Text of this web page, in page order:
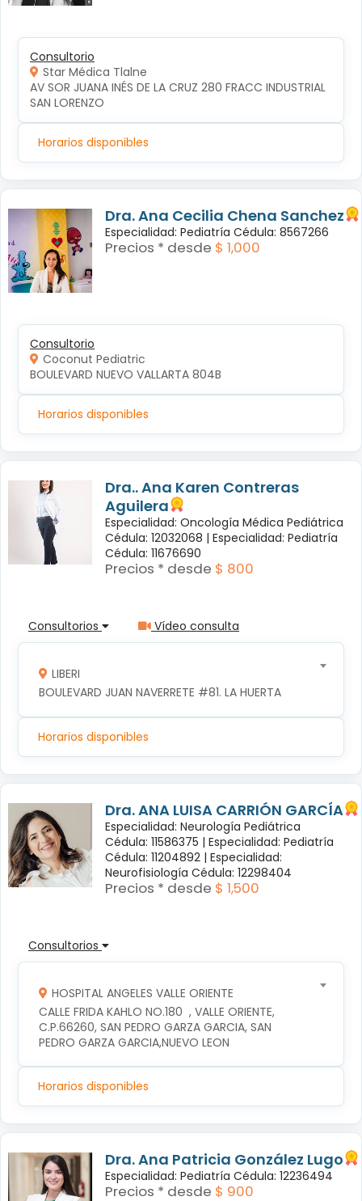
Consultorio
Star Médica Tlalne
AV SOR JUANA INÉS DE LA CRUZ 280 FRACC INDUSTRIAL
SAN LORENZO
Horarios disponibles
Dra. Ana Cecilia Chena Sanchez
Especialidad: Pediatría Cédula: 8567266
Precios * desde $ 1,000
Consultorio
Coconut Pediatric
BOULEVARD NUEVO VALLARTA 804B
Horarios disponibles
Dra.. Ana Karen Contreras
Aguilera
Especialidad: Oncología Médica Pediátrica
Cédula: 12032068 | Especialidad: Pediatría
Cédula: 11676690
Precios * desde $ 800
Consultorios Vídeo consulta
LIBERI
BOULEVARD JUAN NAVERRETE #81. LA HUERTA
Horarios disponibles
Dra. ANA LUISA CARRIÓN GARCÍA
Especialidad: Neurología Pediátrica
Cédula: 11586375 | Especialidad: Pediatría
Cédula: 11204892 | Especialidad:
Neurofisiología Cédula: 12298404
Precios * desde $ 1,500
Consultorios
HOSPITAL ANGELES VALLE ORIENTE
CALLE FRIDA KAHLO NO.180  , VALLE ORIENTE,
C.P.66260, SAN PEDRO GARZA GARCIA, SAN
PEDRO GARZA GARCIA,NUEVO LEON
Horarios disponibles
Dra. Ana Patricia González Lugo
Especialidad: Pediatría Cédula: 12236494
Precios * desde $ 900